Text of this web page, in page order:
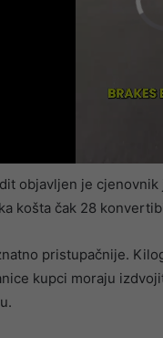
objavljen je
košta čak 28
pristupačnije.
kupci moraju